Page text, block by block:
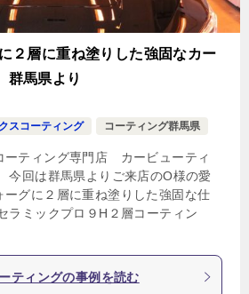
２層に重ね塗りした強固なカー
馬県より
スコーティング
コーティング群馬県
ーティング専門店 カービューティ
今回は群馬県よりご来店のO様の愛
ーグに２層に重ね塗りした強固な仕
ラミックプロ９H２層コーティン
ティングの事例を読む